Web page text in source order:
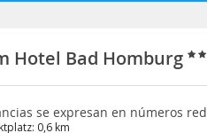
Hotel Bad Homburg
se expresan en números
0,6 km